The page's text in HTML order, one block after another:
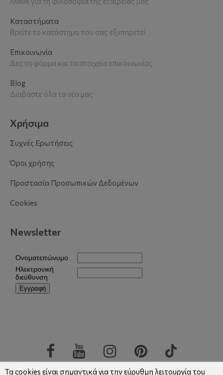
Καταστήματα
Βρείτε το κατάστημα που σας εξυπηρετεί
Επικοινωνία
Δες τη φόρμα και τα στοιχεία επικοινωνίας
Blog
Διαβάστε όλα τα νέα μας
Χρήσιμα
Συχνές Ερωτήσεις
Όροι χρήσης
Προστασία Προσωπικών Δεδομένων
Cookies
Newsletter
Τα cookies είναι σημαντικά για την εύρυθμη λειτουργία του